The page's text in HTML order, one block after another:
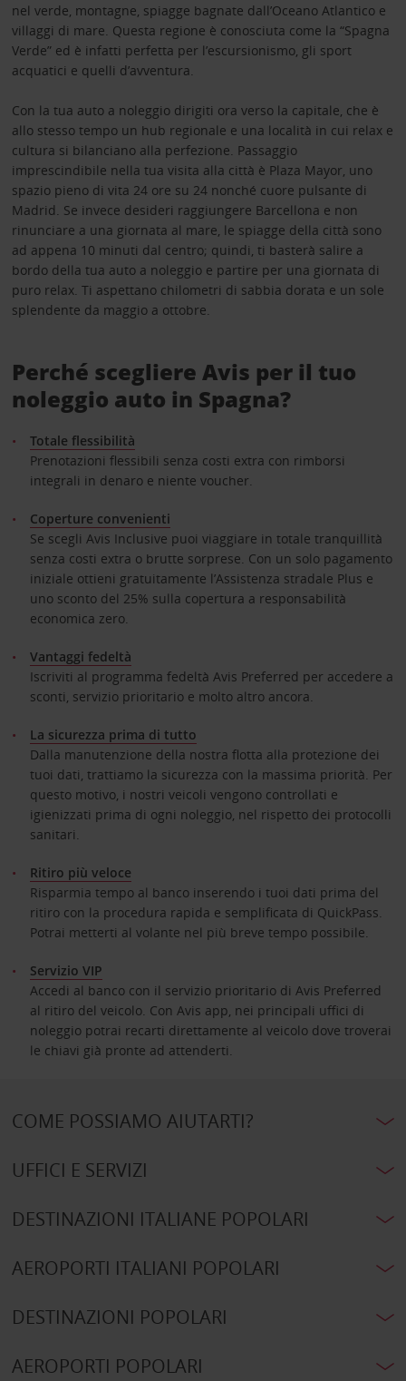
nel verde, montagne, spiagge bagnate dall’Oceano Atlantico e
villaggi di mare. Questa regione è conosciuta come la “Spagna
Verde” ed è infatti perfetta per l’escursionismo, gli sport
acquatici e quelli d’avventura.
Con la tua auto a noleggio dirigiti ora verso la capitale, che è
allo stesso tempo un hub regionale e una località in cui relax e
cultura si bilanciano alla perfezione. Passaggio
imprescindibile nella tua visita alla città è Plaza Mayor, uno
spazio pieno di vita 24 ore su 24 nonché cuore pulsante di
Madrid. Se invece desideri raggiungere Barcellona e non
rinunciare a una giornata al mare, le spiagge della città sono
ad appena 10 minuti dal centro; quindi, ti basterà salire a
bordo della tua auto a noleggio e partire per una giornata di
puro relax. Ti aspettano chilometri di sabbia dorata e un sole
splendente da maggio a ottobre.
Perché scegliere Avis per il tuo
noleggio auto in Spagna?
Totale flessibilità
Prenotazioni flessibili senza costi extra con rimborsi
integrali in denaro e niente voucher.
Coperture convenienti
Se scegli Avis Inclusive puoi viaggiare in totale tranquillità
senza costi extra o brutte sorprese. Con un solo pagamento
iniziale ottieni gratuitamente l’Assistenza stradale Plus e
uno sconto del 25% sulla copertura a responsabilità
economica zero.
Vantaggi fedeltà
Iscriviti al programma fedeltà Avis Preferred per accedere a
sconti, servizio prioritario e molto altro ancora.
La sicurezza prima di tutto
Dalla manutenzione della nostra flotta alla protezione dei
tuoi dati, trattiamo la sicurezza con la massima priorità. Per
questo motivo, i nostri veicoli vengono controllati e
igienizzati prima di ogni noleggio, nel rispetto dei protocolli
sanitari.
Ritiro più veloce
Risparmia tempo al banco inserendo i tuoi dati prima del
ritiro con la procedura rapida e semplificata di QuickPass.
Potrai metterti al volante nel più breve tempo possibile.
Servizio VIP
Accedi al banco con il servizio prioritario di Avis Preferred
al ritiro del veicolo. Con Avis app, nei principali uffici di
noleggio potrai recarti direttamente al veicolo dove troverai
le chiavi già pronte ad attenderti.
COME POSSIAMO AIUTARTI?
UFFICI E SERVIZI
DESTINAZIONI ITALIANE POPOLARI
AEROPORTI ITALIANI POPOLARI
DESTINAZIONI POPOLARI
AEROPORTI POPOLARI